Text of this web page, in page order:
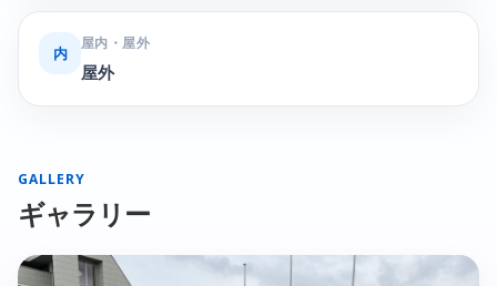
内
屋内・屋外
屋外
GALLERY
ギャラリー